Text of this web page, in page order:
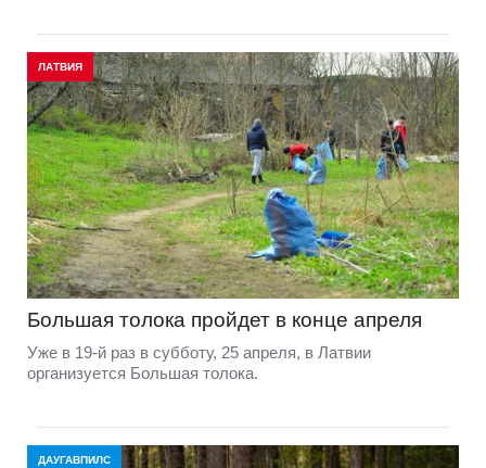
ЛАТВИЯ
Большая толока пройдет в конце апреля
Уже в 19-й раз в субботу, 25 апреля, в Латвии
организуется Большая толока.
ДАУГАВПИЛС